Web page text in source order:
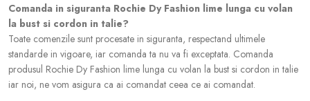
Comanda in siguranta Rochie Dy Fashion lime lunga cu volan
la bust si cordon in talie?
Toate comenzile sunt procesate in siguranta, respectand ultimele
standarde in vigoare, iar comanda ta nu va fi exceptata. Comanda
produsul Rochie Dy Fashion lime lunga cu volan la bust si cordon in talie
iar noi, ne vom asigura ca ai comandat ceea ce ai comandat.